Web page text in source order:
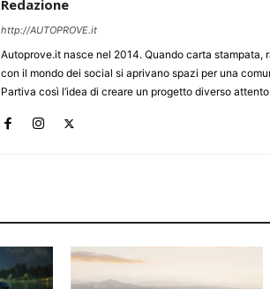
Redazione
http://AUTOPROVE.it
Autoprove.it nasce nel 2014. Quando carta stampata,
con il mondo dei social si aprivano spazi per una
Partiva così l’idea di creare un progetto diverso